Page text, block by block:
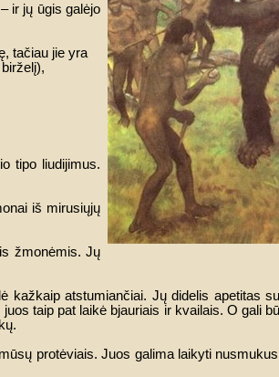
ir jų ūgis galėjo
tačiau jie yra
tipo liudijimus.
iš mirusiųjų
žmonėmis. Jų
atstumiančiai. Jų didelis apetitas
taip pat laikė bjauriais ir kvailais. O gali
protėviais. Juos galima laikyti